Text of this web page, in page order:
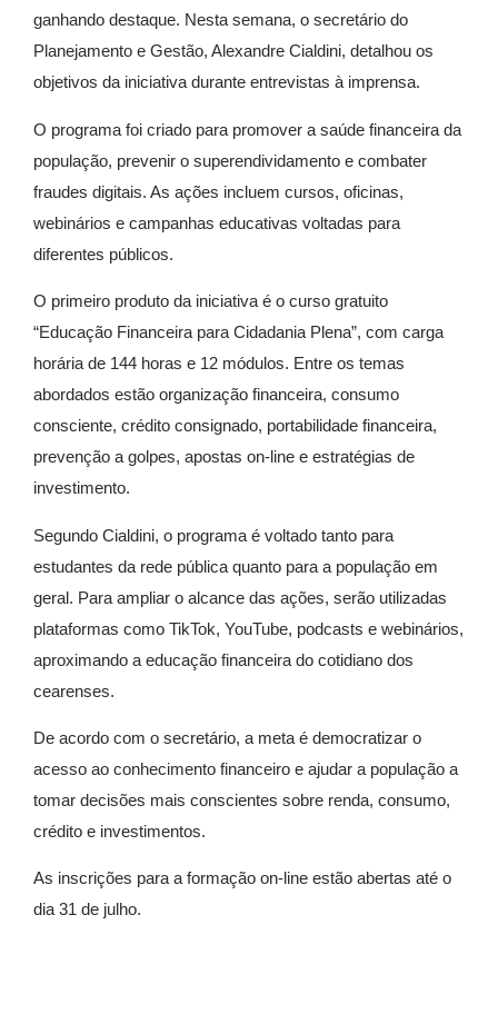
ganhando destaque. Nesta semana, o secretário do
Planejamento e Gestão, Alexandre Cialdini, detalhou os
objetivos da iniciativa durante entrevistas à imprensa.
O programa foi criado para promover a saúde financeira da
população, prevenir o superendividamento e combater
fraudes digitais. As ações incluem cursos, oficinas,
webinários e campanhas educativas voltadas para
diferentes públicos.
O primeiro produto da iniciativa é o curso gratuito
“Educação Financeira para Cidadania Plena”, com carga
horária de 144 horas e 12 módulos. Entre os temas
abordados estão organização financeira, consumo
consciente, crédito consignado, portabilidade financeira,
prevenção a golpes, apostas on-line e estratégias de
investimento.
Segundo Cialdini, o programa é voltado tanto para
estudantes da rede pública quanto para a população em
geral. Para ampliar o alcance das ações, serão utilizadas
plataformas como TikTok, YouTube, podcasts e webinários,
aproximando a educação financeira do cotidiano dos
cearenses.
De acordo com o secretário, a meta é democratizar o
acesso ao conhecimento financeiro e ajudar a população a
tomar decisões mais conscientes sobre renda, consumo,
crédito e investimentos.
As inscrições para a formação on-line estão abertas até o
dia 31 de julho.